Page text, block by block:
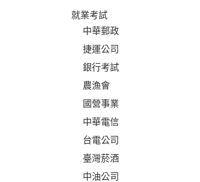
就業考試
中華郵政
捷運公司
銀行考試
農漁會
國營事業
中華電信
台電公司
臺灣菸酒
中油公司